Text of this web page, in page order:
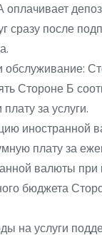
сразу после
Стороне Б
за услуги.
иностранной
плату за
валюты при
бюджета
на услуги